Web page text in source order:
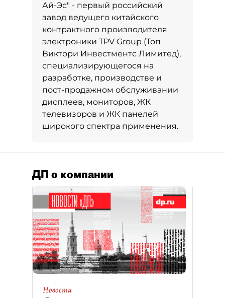
Ай-Эс" - первый российский
завод ведущего китайского
контрактного производителя
электроники TPV Group (Топ
Виктори Инвестментс Лимитед),
специализирующегося на
разработке, производстве и
пост-продажном обслуживании
дисплеев, мониторов, ЖК
телевизоров и ЖК панелей
широкого спектра применения.
ДП о компании
Новости